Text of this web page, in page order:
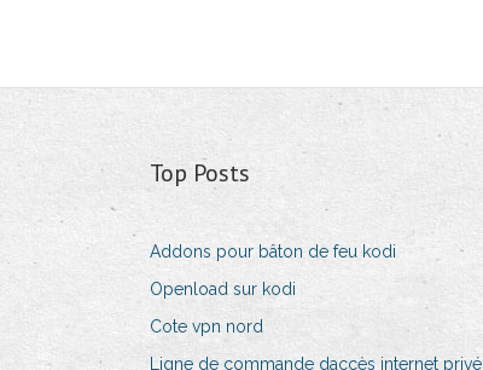
Top Posts
Addons pour bâton de feu kodi
Openload sur kodi
Cote vpn nord
Ligne de commande daccès internet privé